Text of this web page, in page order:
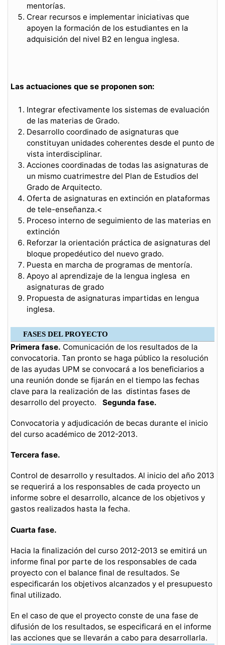
mentorías.
Crear recursos e implementar iniciativas que
apoyen la formación de los estudiantes en la
adquisición del nivel B2 en lengua inglesa.
Las actuaciones que se proponen son:
Integrar efectivamente los sistemas de evaluación
de las materias de Grado.
Desarrollo coordinado de asignaturas que
constituyan unidades coherentes desde el punto de
vista interdisciplinar.
Acciones coordinadas de todas las asignaturas de
un mismo cuatrimestre del Plan de Estudios del
Grado de Arquitecto.
Oferta de asignaturas en extinción en plataformas
de tele-enseñanza.<
Proceso interno de seguimiento de las materias en
extinción
Reforzar la orientación práctica de asignaturas del
bloque propedéutico del nuevo grado.
Puesta en marcha de programas de mentoría.
Apoyo al aprendizaje de la lengua inglesa en
asignaturas de grado
Propuesta de asignaturas impartidas en lengua
inglesa.
FASES DEL PROYECTO
Primera fase. Comunicación de los resultados de la
convocatoria. Tan pronto se haga público la resolución
de las ayudas UPM se convocará a los beneficiarios a
una reunión donde se fijarán en el tiempo las fechas
clave para la realización de las distintas fases de
desarrollo del proyecto. Segunda fase.
Convocatoria y adjudicación de becas durante el inicio
del curso académico de 2012-2013.
Tercera fase.
Control de desarrollo y resultados. Al inicio del año 2013
se requerirá a los responsables de cada proyecto un
informe sobre el desarrollo, alcance de los objetivos y
gastos realizados hasta la fecha.
Cuarta fase.
Hacia la finalización del curso 2012-2013 se emitirá un
informe final por parte de los responsables de cada
proyecto con el balance final de resultados. Se
especificarán los objetivos alcanzados y el presupuesto
final utilizado.
En el caso de que el proyecto conste de una fase de
difusión de los resultados, se especificará en el informe
las acciones que se llevarán a cabo para desarrollarla.